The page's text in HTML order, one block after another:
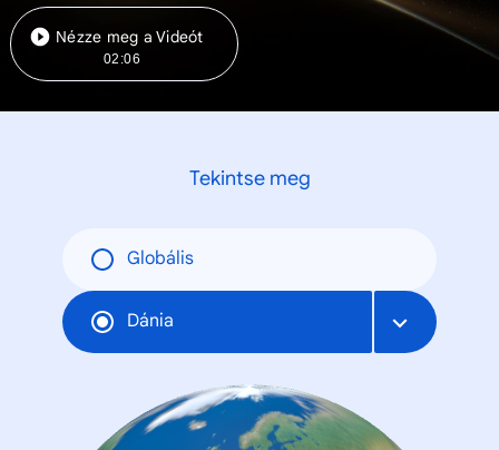
Nézze meg a Videót
02:06
Tekintse meg
Globális
Dánia